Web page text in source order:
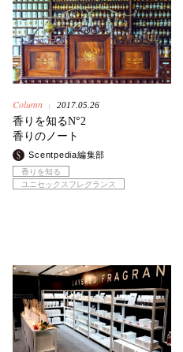
Column 2017.05.26
香りを知るN°2
香りのノート
Scentpedia編集部
香りを知る
ユニセックスフレグランス